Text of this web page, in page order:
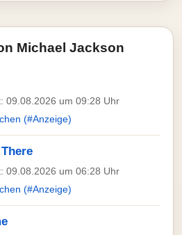
Michael Jackson
09.08.2026 um 09:28 Uhr
(#Anzeige)
09.08.2026 um 06:28 Uhr
(#Anzeige)